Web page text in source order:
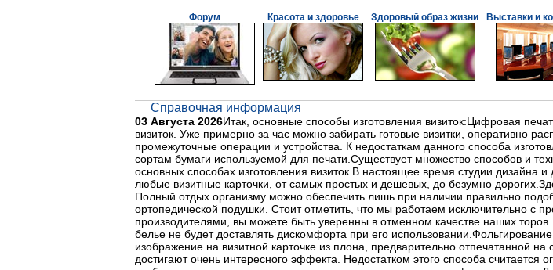
Форум Красота и здоровье Здоровый образ жизни Выставки и
Справочная информация
03 Августа 2026Итак, основные способы изготовления визиток:Цифровая
визиток. Уже примерно за час можно забирать готовые визитки, оперативно
промежуточные операции и устройства. К недостаткам данного способа
сортам бумаги используемой для печати.Существует множество способов и
основных способах изготовления визиток.В настоящее время студии дизайна и
любые визитные карточки, от самых простых и дешевых, до безумно
Полный отдых организму можно обеспечить лишь при наличии правильно
ортопедической подушки. Стоит отметить, что мы работаем исключительно
производителями, вы можете быть уверенны в отменном качестве наших
белье не будет доставлять дискомфорта при его
изображение на визитной карточке из плона, предварительно отпечатанной
достигают очень интересного эффекта. Недостатком этого способа